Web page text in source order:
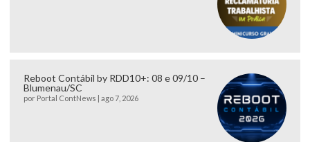
Reboot Contábil by RDD10+: 08 e 09/10 –
Blumenau/SC
por Portal ContNews ago 7, 2026